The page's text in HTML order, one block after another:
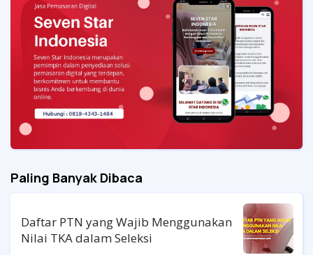
Paling Banyak Dibaca
Daftar PTN yang Wajib Menggunakan
Nilai TKA dalam Seleksi